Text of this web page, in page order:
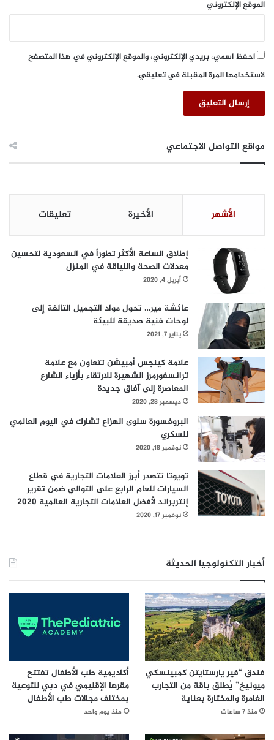
وتبلغ تكلفة الخدمة 9.5 دولارًا شهريًا وتتضمن فترة تجريبية مجانية
ه
ل
ه
ا
د
ة
ع
م
ل
ئ
ي
ا
ل
و
ط
ن
ت
ق
ي
ق
ؤ
ي
3
0
الموقع الإلكتروني
احفظ اسمي، بريدي الإلكتروني، والموقع الإلكتروني في هذا المتصفح
لاستخدامها المرة المقبلة في تعليقي.
مواقع التواصل الاجتماعي
الأشهر الأخيرة تعليقات
إطلاق الساعة الأكثر تطوراً في السعودية لتحسين
معدلات الصحة واللياقة في المنزل
أبريل 4, 2020
عائشة مير… تحول مواد التجميل التالفة إلى
لوحات فنية صديقة للبيئة
يناير 7, 2021
علامة كينجس أمبيشن تتعاون مع علامة
ترانسفورمرز الشهيرة للارتقاء بأزياء الشارع
المعاصرة إلى آفاق جديدة
ديسمبر 28, 2020
البروفسورة سلوى الهزاع تشارك في اليوم العالمي
للسكري
نوفمبر 18, 2020
تويوتا تتصدر أبرز العلامات التجارية في قطاع
السيارات للعام الرابع على التوالي ضمن تقرير
إنتربراند لأفضل العلامات التجارية العالمية 2020
نوفمبر 17, 2020
أخبار التكنولوجيا الحديثة
فندق “فير يارستايتن كمبينسكي
ميونيخ” يُطلق باقة من التجارب
الغامرة والمختارة بعناية
منذ 7 ساعات
أكاديمية طب الأطفال تفتتح
مقرها الإقليمي في دبي للتوعية
بمختلف مجالات طب الأطفال
منذ يوم واحد